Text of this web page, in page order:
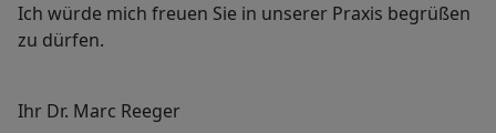
Ich würde mich freuen Sie in unserer Praxis begrüßen
zu dürfen.
Ihr Dr. Marc Reeger